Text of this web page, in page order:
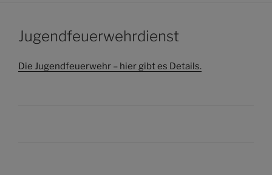
Jugendfeuerwehrdienst
Die Jugendfeuerwehr – hier gibt es Details.